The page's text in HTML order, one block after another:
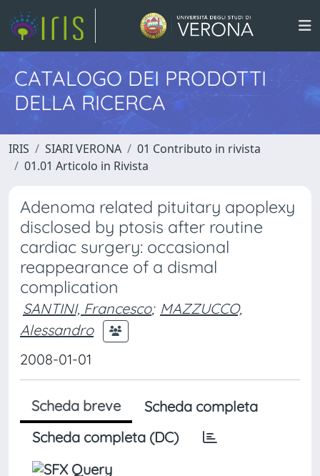
CATALOGO DEI PRODOTTI
DELLA RICERCA
IRIS SIARI VERONA
01 Contributo in rivista
01.01 Articolo in Rivista
Adenoma related pituitary apoplexy
disclosed by ptosis after routine
cardiac surgery: occasional
reappearance of a dismal
complication
SANTINI, Francesco; MAZZUCCO,
Alessandro
2008-01-01
Scheda breve
Scheda completa
Scheda completa (DC)